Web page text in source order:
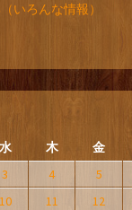
いろんな情報）
水 木 金
3 4 5
10 11 12